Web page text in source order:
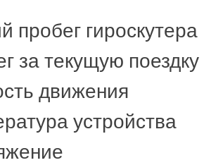
пробег гироскутера
за текущую поездку
движения
устройства